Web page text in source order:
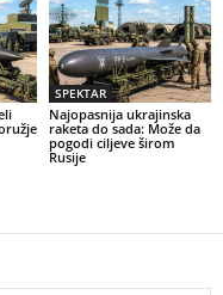
SPEKTAR
Najopasnija ukrajinska
raketa do sada: Može da
pogodi ciljeve širom
Rusije